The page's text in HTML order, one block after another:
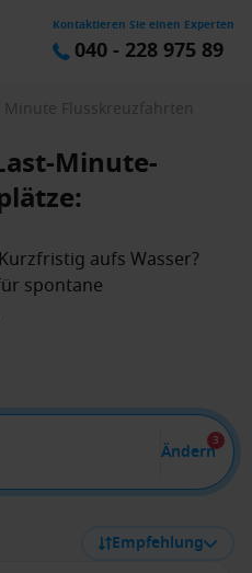
Kontaktieren Sie einen Experten
040 - 228 975 89
Minute Flusskreuzfahrten
Minute-
aufs Wasser?
spontane
Ändern
3
Empfehlung